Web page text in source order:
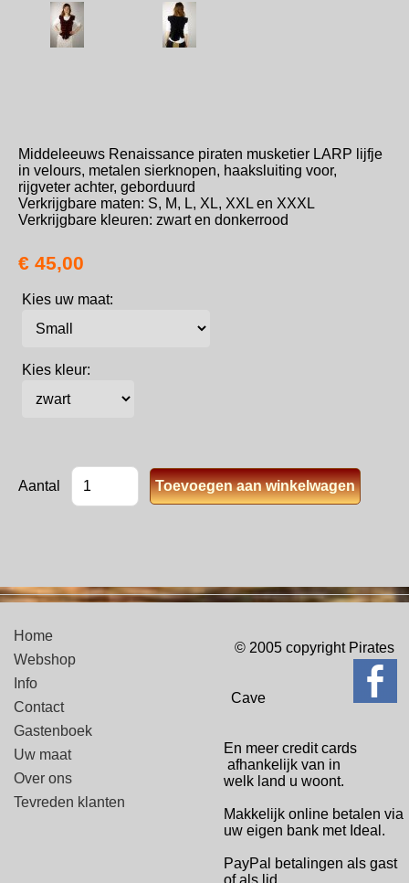
Middeleeuws Renaissance piraten musketier LARP lijfje
in velours, metalen sierknopen, haaksluiting voor,
rijgveter achter, geborduurd
Verkrijgbare maten: S, M, L, XL, XXL en XXXL
Verkrijgbare kleuren: zwart en donkerrood
€ 45,00
Kies uw maat:
Kies kleur:
Aantal
Home
Webshop
Info
Contact
Gastenboek
Uw maat
Over ons
Tevreden klanten
© 2005 copyright Pirates
Cave
En meer credit cards
afhankelijk van in
welk land u woont.
Makkelijk online betalen via
uw eigen bank met Ideal.
PayPal betalingen als gast